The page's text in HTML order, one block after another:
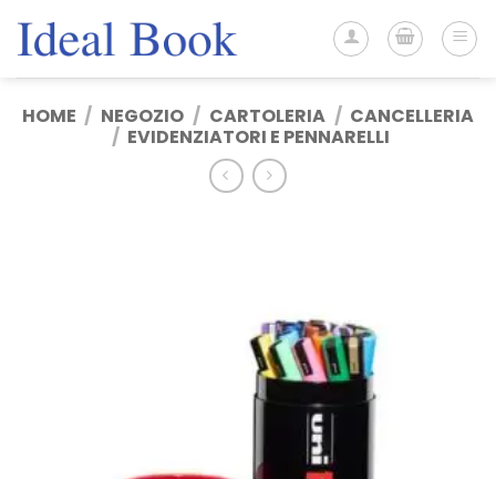
HOME / NEGOZIO / CARTOLERIA / CANCELLERIA
/ EVIDENZIATORI E PENNARELLI